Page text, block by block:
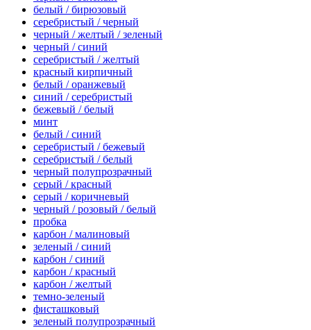
белый / бирюзовый
серебристый / черный
черный / желтый / зеленый
черный / синий
серебристый / желтый
красный кирпичный
белый / оранжевый
синий / серебристый
бежевый / белый
минт
белый / синий
серебристый / бежевый
серебристый / белый
черный полупрозрачный
серый / красный
серый / коричневый
черный / розовый / белый
пробка
карбон / малиновый
зеленый / синий
карбон / синий
карбон / красный
карбон / желтый
темно-зеленый
фисташковый
зеленый полупрозрачный